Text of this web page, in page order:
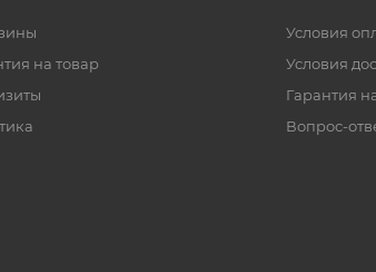
на товар
Условия
Условия
Гарантия
Вопрос-